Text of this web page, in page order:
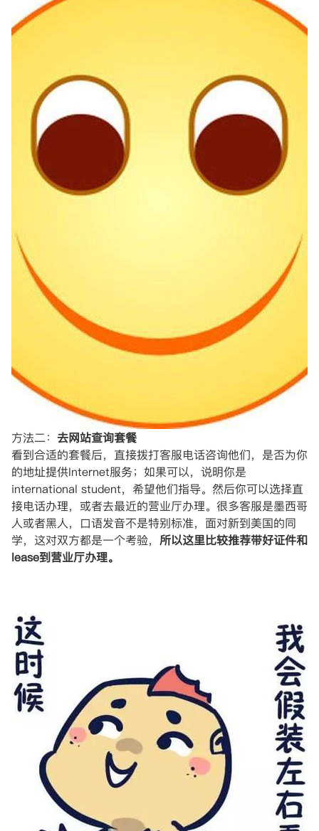
方法二： 去网站查询套餐
看到合适的套餐后，直接拨打客服电话咨询他们，是否为你
的地址提供Internet服务；如果可以，说明你是
international student，希望他们指导。然后你可以选择直
接电话办理，或者去最近的营业厅办理。很多客服是墨西哥
人或者黑人，口语发音不是特别标准，面对新到美国的同
学，这对双方都是一个考验， 所以这里比较推荐带好证件和
lease到营业厅办理。